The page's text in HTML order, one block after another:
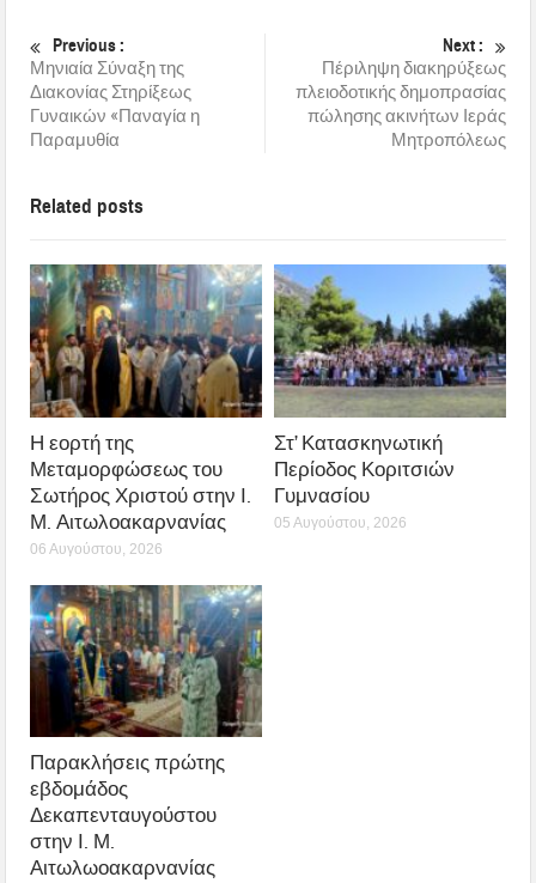
Previous :
Μηνιαία Σύναξη της
Διακονίας Στηρίξεως
Γυναικών «Παναγία η
Παραμυθία
Next :
Πέριληψη διακηρύξεως
πλειοδοτικής δημοπρασίας
πώλησης ακινήτων Ιεράς
Μητροπόλεως
Related posts
Η εορτή της
Μεταμορφώσεως του
Σωτήρος Χριστού στην Ι.
Μ. Αιτωλοακαρνανίας
06 Αυγούστου, 2026
Στ’ Κατασκηνωτική
Περίοδος Κοριτσιών
Γυμνασίου
05 Αυγούστου, 2026
Παρακλήσεις πρώτης
εβδομάδος
Δεκαπενταυγούστου
στην Ι. Μ.
Αιτωλωοακαρνανίας